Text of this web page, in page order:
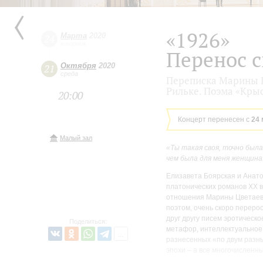
21 Октября 2020
среда
20:00
Малый зал
Поделиться:
«1926»
Перенос
Концерт перенесен с 24
«Ты такая своя, точно
чем была для меня
Елизавета Боярская и
платонических романов XX
отношения Марины
поэтом, очень скоро
друг другу писем
метафор,
разнесенных «по двум